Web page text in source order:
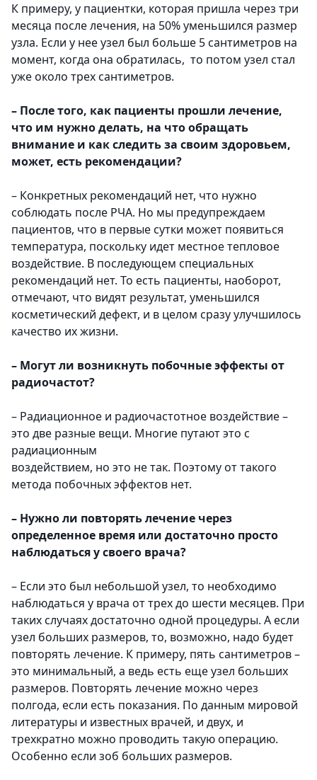
К примеру, у пациентки, которая пришла через три
месяца после лечения, на 50% уменьшился размер
узла. Если у нее узел был больше 5 сантиметров на
момент, когда она обратилась, то потом узел стал
уже около трех сантиметров.
– После того, как пациенты прошли лечение,
что им нужно делать, на что обращать
внимание и как следить за своим здоровьем,
может, есть рекомендации?
– Конкретных рекомендаций нет, что нужно
соблюдать после РЧА. Но мы предупреждаем
пациентов, что в первые сутки может появиться
температура, поскольку идет местное тепловое
воздействие. В последующем специальных
рекомендаций нет. То есть пациенты, наоборот,
отмечают, что видят результат, уменьшился
косметический дефект, и в целом сразу улучшилось
качество их жизни.
– Могут ли возникнуть побочные эффекты от
радиочастот?
– Радиационное и радиочастотное воздействие –
это две разные вещи. Многие путают это с
радиационным
воздействием, но это не так. Поэтому от такого
метода побочных эффектов нет.
– Нужно ли повторять лечение через
определенное время или достаточно просто
наблюдаться у своего врача?
– Если это был небольшой узел, то необходимо
наблюдаться у врача от трех до шести месяцев. При
таких случаях достаточно одной процедуры. А если
узел больших размеров, то, возможно, надо будет
повторять лечение. К примеру, пять сантиметров –
это минимальный, а ведь есть еще узел больших
размеров. Повторять лечение можно через
полгода, если есть показания. По данным мировой
литературы и известных врачей, и двух, и
трехкратно можно проводить такую операцию.
Особенно если зоб больших размеров.